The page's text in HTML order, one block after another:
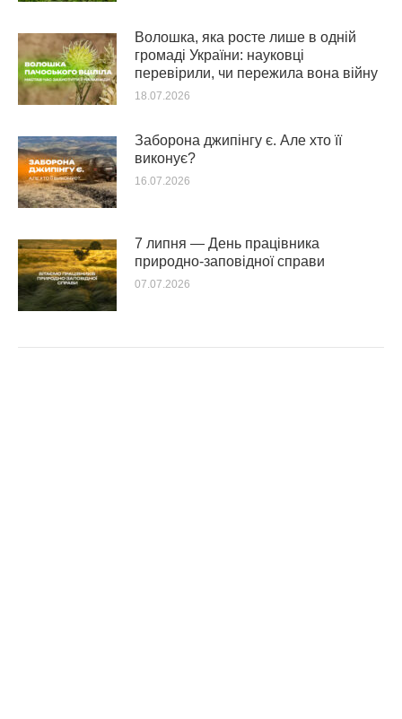
Волошка, яка росте лише в одній
громаді України: науковці
перевірили, чи пережила вона війну
18.07.2026
Заборона джипінгу є. Але хто її
виконує?
16.07.2026
7 липня — День працівника
природно-заповідної справи
07.07.2026